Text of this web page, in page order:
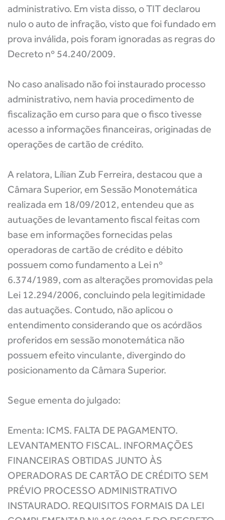
administrativo. Em vista disso, o TIT declarou
nulo o auto de infração, visto que foi fundado em
prova inválida, pois foram ignoradas as regras do
Decreto nº 54.240/2009.
No caso analisado não foi instaurado processo
administrativo, nem havia procedimento de
fiscalização em curso para que o fisco tivesse
acesso a informações financeiras, originadas de
operações de cartão de crédito.
A relatora, Lílian Zub Ferreira, destacou que a
Câmara Superior, em Sessão Monotemática
realizada em 18/09/2012, entendeu que as
autuações de levantamento fiscal feitas com
base em informações fornecidas pelas
operadoras de cartão de crédito e débito
possuem como fundamento a Lei nº
6.374/1989, com as alterações promovidas pela
Lei 12.294/2006, concluindo pela legitimidade
das autuações. Contudo, não aplicou o
entendimento considerando que os acórdãos
proferidos em sessão monotemática não
possuem efeito vinculante, divergindo do
posicionamento da Câmara Superior.
Segue ementa do julgado:
Ementa: ICMS. FALTA DE PAGAMENTO.
LEVANTAMENTO FISCAL. INFORMAÇÕES
FINANCEIRAS OBTIDAS JUNTO ÀS
OPERADORAS DE CARTÃO DE CRÉDITO SEM
PRÉVIO PROCESSO ADMINISTRATIVO
INSTAURADO. REQUISITOS FORMAIS DA LEI